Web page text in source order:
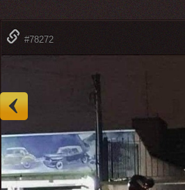
#78272